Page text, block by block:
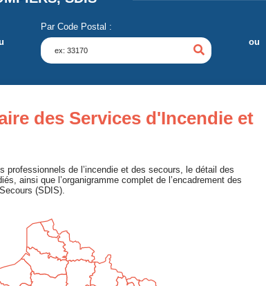
Par Code Postal :
ou
des Services d'Incendie et
de l’incendie et des secours, le détail des
ainsi que l’organigramme complet de l’encadrement des
(SDIS).